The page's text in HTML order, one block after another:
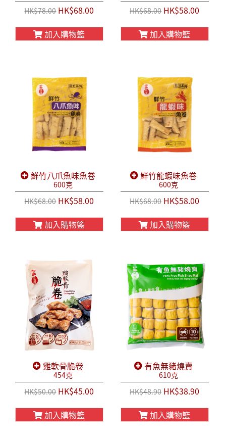
HK$78.00HK$68.00
加入購物籃
HK$68.00HK$58.00
加入購物籃
鮮竹八爪魚味魚卷
600克
HK$68.00HK$58.00
加入購物籃
鮮竹龍蝦味魚卷
600克
HK$68.00HK$58.00
加入購物籃
雞軟骨脆卷
454克
HK$50.00HK$45.00
加入購物籃
有魚無豬燒賣
610克
HK$48.90HK$38.90
加入購物籃